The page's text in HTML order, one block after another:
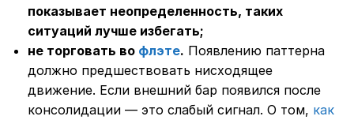
показывает неопределенность, таких
ситуаций лучше избегать;
не торговать во флэте. Появлению паттерна
должно предшествовать нисходящее
движение. Если внешний бар появился после
консолидации ― это слабый сигнал. О том, как